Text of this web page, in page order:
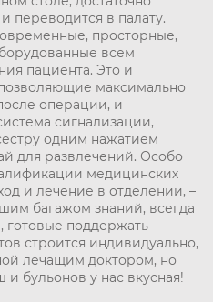
переводится в палату.
просторные,
всем
пациента. Это и
максимально
операции, и
сигнализации,
одним нажатием
для развлечений. Особо
медицинских
и лечение в отделении, –
багажом знаний, всегда
готовые поддержать
строится индивидуально,
лечащим доктором, но
бульонов у нас вкусная!